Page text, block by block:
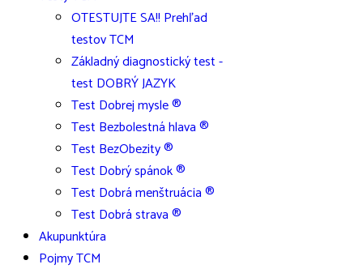
OTESTUJTE SA!! Prehľad
testov TCM
Základný diagnostický test -
test DOBRÝ JAZYK
Test Dobrej mysle ®
Test Bezbolestná hlava ®
Test BezObezity ®
Test Dobrý spánok ®
Test Dobrá menštruácia ®
Test Dobrá strava ®
Akupunktúra
Pojmy TCM